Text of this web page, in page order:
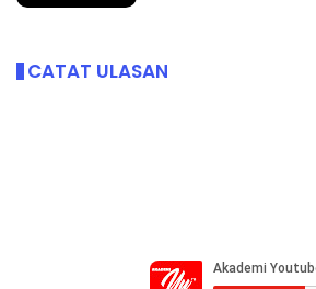
CATAT ULASAN